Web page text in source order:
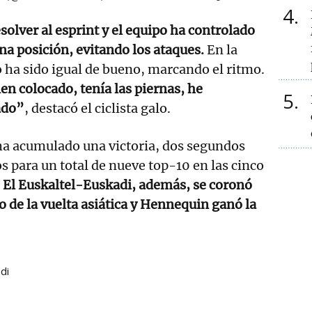
al esprint y el equipo ha controlado
posición, evitando los ataques.En la
sido igual de bueno, marcando el ritmo.
colocado, tenía las piernas, he
, destacó el ciclista galo.
acumulado una victoria, dos segundos
para un total de nueve top-10 en las cinco
El Euskaltel-Euskadi, además, se coronó
de la vuelta asiática y Hennequin ganó la
4
5